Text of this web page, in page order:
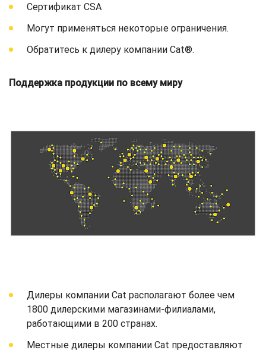
Сертификат CSA
Могут применяться некоторые ограничения.
Обратитесь к дилеру компании Cat®.
Поддержка продукции по всему миру
Дилеры компании Cat располагают более чем
1800 дилерскими магазинами-филиалами,
работающими в 200 странах.
Местные дилеры компании Cat предоставляют